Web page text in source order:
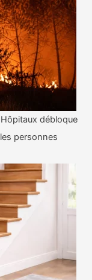
débloque
personnes